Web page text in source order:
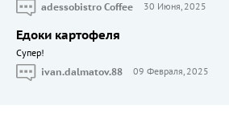
adessobistro Coffee
30 Июня, 2025
Едоки картофеля
Cупер!
ivan.dalmatov.88
09 Февраля, 2025